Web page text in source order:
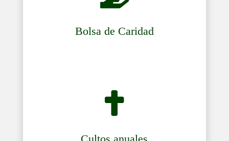
Bolsa de Caridad

Cultos anuales